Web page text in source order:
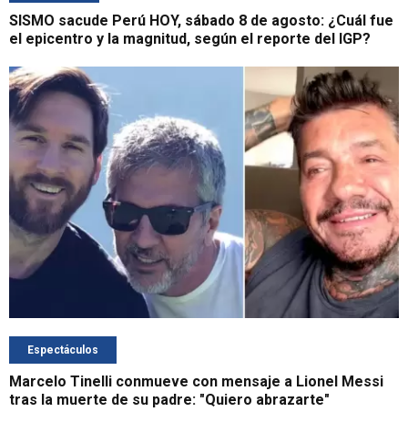
SISMO sacude Perú HOY, sábado 8 de agosto: ¿Cuál fue
el epicentro y la magnitud, según el reporte del IGP?
Espectáculos
Marcelo Tinelli conmueve con mensaje a Lionel Messi
tras la muerte de su padre: "Quiero abrazarte"